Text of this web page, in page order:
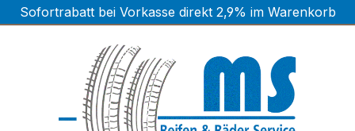
Zum Hauptinhalt springen
Sofortrabatt bei Vorkasse direkt 2,9% im Warenkorb